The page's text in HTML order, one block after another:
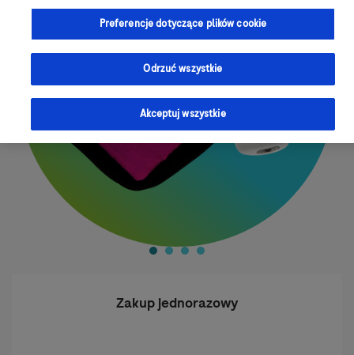
Zakup jednorazowy
Preferencje dotyczące plików cookie
Odrzuć wszystkie
Akceptuj wszystkie